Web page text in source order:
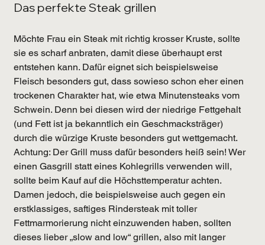
Das perfekte Steak grillen
Möchte Frau ein Steak mit richtig krosser Kruste, sollte
sie es scharf anbraten, damit diese überhaupt erst
entstehen kann. Dafür eignet sich beispielsweise
Fleisch besonders gut, dass sowieso schon eher einen
trockenen Charakter hat, wie etwa Minutensteaks vom
Schwein. Denn bei diesen wird der niedrige Fettgehalt
(und Fett ist ja bekanntlich ein Geschmacksträger)
durch die würzige Kruste besonders gut wettgemacht.
Achtung: Der Grill muss dafür besonders heiß sein! Wer
einen Gasgrill statt eines Kohlegrills verwenden will,
sollte beim Kauf auf die Höchsttemperatur achten.
Damen jedoch, die beispielsweise auch gegen ein
erstklassiges, saftiges Rindersteak mit toller
Fettmarmorierung nicht einzuwenden haben, sollten
dieses lieber „slow and low“ grillen, also mit langer